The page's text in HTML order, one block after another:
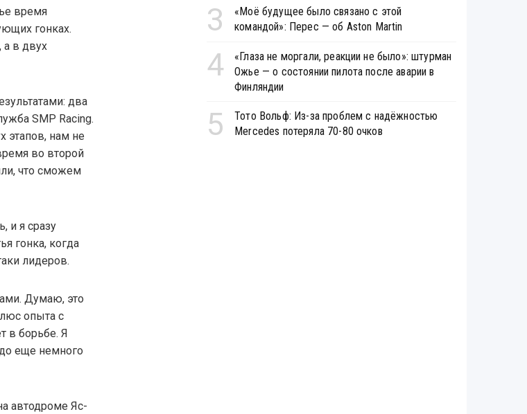
время
гонках.
а в двух
два
SMP Racing.
этапов, нам не
во второй
что сможем
и я сразу
гонка, когда
лидеров.
Думаю, это
опыта с
в борьбе. Я
еще немного
автодроме Яс-
3
«Моё будущее было связано с этой
командой»: Перес — об Aston Martin
4
«Глаза не моргали, реакции не было»: штурман
Ожье — о состоянии пилота после аварии в
Финляндии
5
Тото Вольф: Из-за проблем с надёжностью
Mercedes потеряла 70-80 очков